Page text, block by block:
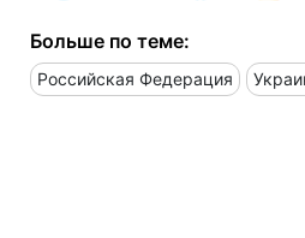
Больше по теме:
Российская Федерация